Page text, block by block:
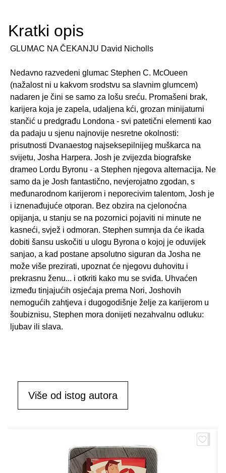
Kratki opis
GLUMAC NA ČEKANJU David Nicholls
Nedavno razvedeni glumac Stephen C. McOueen
(nažalost ni u kakvom srodstvu sa slavnim glumcem)
nadaren je čini se samo za lošu sreću. Promašeni brak,
karijera koja je zapela, udaljena kći, grozan minijaturni
stančić u predgrađu Londona - svi patetični elementi kao
da padaju u sjenu najnovije nesretne okolnosti:
prisutnosti Dvanaestog najseksepilnijeg muškarca na
svijetu, Josha Harpera. Josh je zvijezda biografske
drameo Lordu Byronu - a Stephen njegova alternacija. Ne
samo da je Josh fantastično, nevjerojatno zgodan, s
međunarodnom karijerom i neporecivim talentom, Josh je
i iznenađujuće otporan. Bez obzira na cjelonoćna
opijanja, u stanju se na pozornici pojaviti ni minute ne
kasneći, svjež i odmoran. Stephen sumnja da će ikada
dobiti šansu uskočiti u ulogu Byrona o kojoj je oduvijek
sanjao, a kad postane apsolutno siguran da Josha ne
može više prezirati, upoznat će njegovu duhovitu i
prekrasnu ženu... i otkriti kako mu se sviđa. Uhvaćen
između tinjajućih osjećaja prema Nori, Joshovih
nemogućih zahtjeva i dugogodišnje želje za karijerom u
šoubiznisu, Stephen mora donijeti nezahvalnu odluku:
ljubav ili slava.
Više od istog autora